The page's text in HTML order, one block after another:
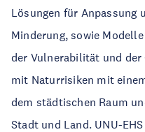
Lösungen für Anpassung
Minderung, sowie
der Vulnerabilität und der
mit Naturrisiken mit
dem städtischen Raum
Stadt und Land. UNU-